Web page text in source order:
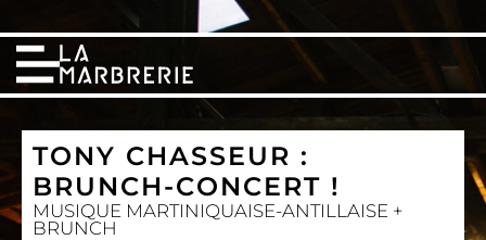
TONY CHASSEUR :
BRUNCH-CONCERT !
MUSIQUE MARTINIQUAISE-ANTILLAISE +
BRUNCH